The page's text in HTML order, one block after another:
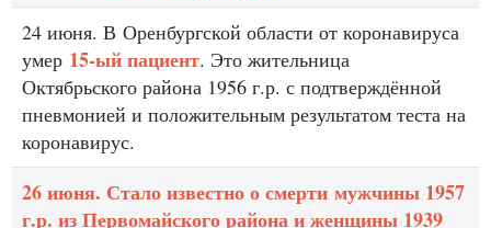
24 июня. В Оренбургской области от коронавируса
умер 15-ый пациент. Это жительница
Октябрьского района 1956 г.р. с подтверждённой
пневмонией и положительным результатом теста на
коронавирус.
26 июня. Стало известно о смерти мужчины 1957
г.р. из Первомайского района и женщины 1939